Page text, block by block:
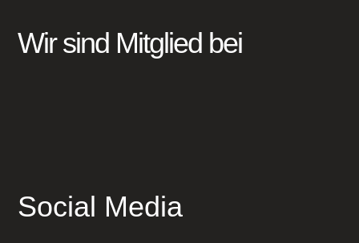
Wir sind Mitglied bei
Social Media